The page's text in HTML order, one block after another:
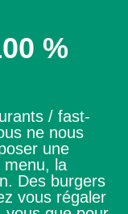
%
/ fast-
ne nous
une
menu, la
Des burgers
vous régaler